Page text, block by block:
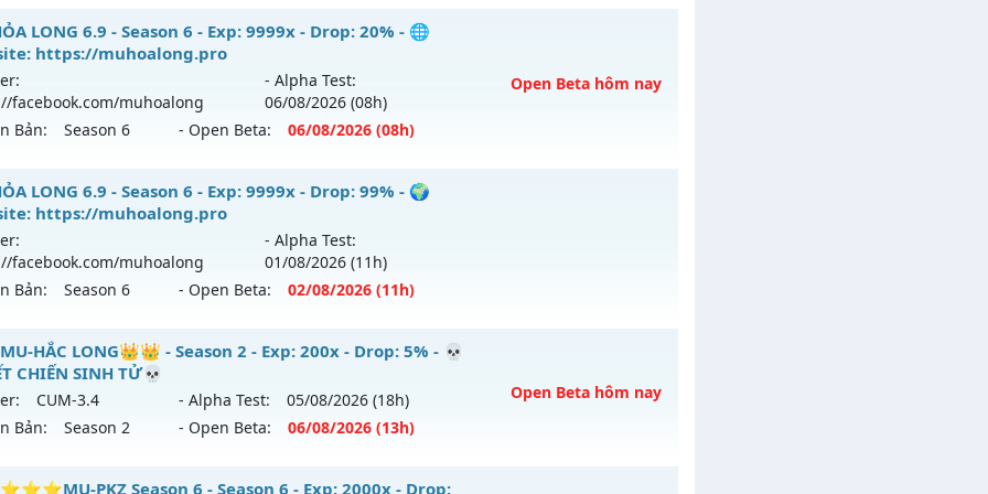
Mu Nguyên bản Webzen
Xshiel
LONG 2 - 🌍 🌍Website: https://muhoalong.pro
ra tháng 07 2026 - Mở máy chủhttps://facebook.com/muhoalong
vào 13h
07/2626
- Drop: 99%
Mu Nguyên bản Webzen
Xshiel
LONG 6.9 - Season 6 - Exp: 9999x - Drop: 20% - 🌐
https://muhoalong.pro
facebook.com/muhoalong
- Alpha Test:
06/08/2026 (08h)
Bản:
Season 6 - Open Beta: 06/08/2026 (08h)
Open Beta hôm nay
LONG 6.9 - 🌐 Website: https://muhoalong.pro
ra tháng 08 2026 - Mở máy chủhttps://facebook.com/muhoalong
08/2626
- Drop: 20%
Mu Nguyên bản Webzen
XShield
LONG 6.9 - Season 6 - Exp: 9999x - Drop: 99% - 🌍
https://muhoalong.pro
facebook.com/muhoalong
- Alpha Test:
01/08/2026 (11h)
Bản:
Season 6 - Open Beta: 02/08/2026 (11h)
LONG 6.9 - 🌍 Website: https://muhoalong.pro
ra tháng 08 2026 - Mở máy chủ https://facebook.com/muhoalong vào 11h
02/08/2626
HẮC LONG👑👑 - Season 2 - Exp: 200x - Drop: 5% - 💀
CHIẾN SINH TỬ💀
CUM-3.4 - Alpha Test: 05/08/2026 (18h)
Bản:
Season 2 - Open Beta: 06/08/2026 (13h)
Open Beta hôm nay
HẮC LONG👑👑 - 💀QUYẾT CHIẾN SINH TỬ💀
PKZ Season 6 - Season 6 - Exp: 2000x - Drop: